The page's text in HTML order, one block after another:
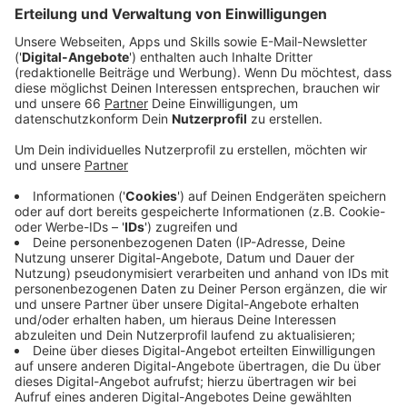
Veröffentlicht:Freitag, 08.05.2026 11:34
Anzeige
Auszug aus der neuen Folge seines Podcasts
Anzeige